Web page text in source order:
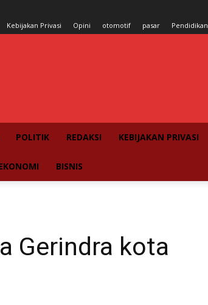
Kebijakan Privasi Opini otomotif pasar Pendidikan
POLITIK REDAKSI KEBIJAKAN PRIVASI
BISNIS
Gerindra kota